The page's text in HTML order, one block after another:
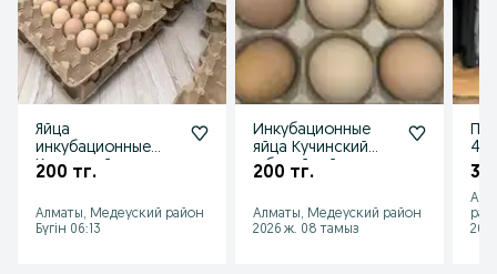
Яйца
инкубационные
Кучинский
200 тг.
Алматы, Медеуский район
Бүгін 06:13
Инкубационные
яйца Кучинский
юбилейный
200 тг.
Алматы, Медеуский район
2026 ж. 08 тамыз